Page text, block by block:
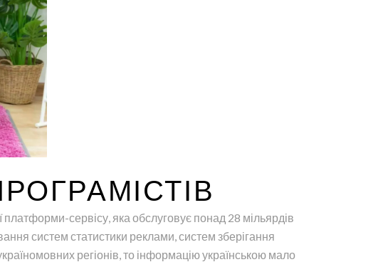
платформи-сервісу, яка обслуговує понад 28 мільярдів
систем статистики реклами, систем зберігання
регіонів, то інформацію українською мало